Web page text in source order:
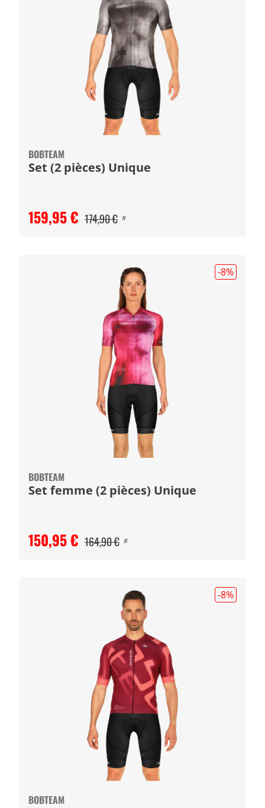
BOBTEAM
Set (2 pièces) Unique
159,95 € 174,90 € #
-8%
BOBTEAM
Set femme (2 pièces) Unique
150,95 € 164,90 € #
-8%
BOBTEAM